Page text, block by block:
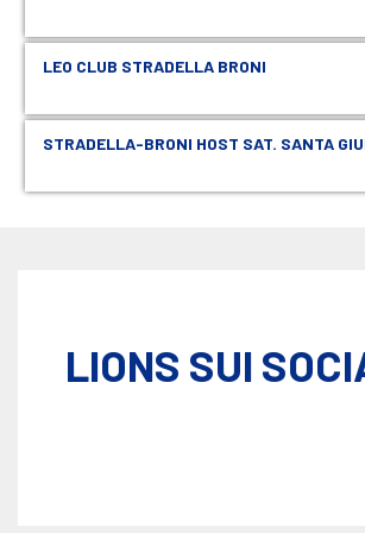
LEO CLUB STRADELLA BRONI
STRADELLA-BRONI HOST SAT. SANTA
LIONS SUI